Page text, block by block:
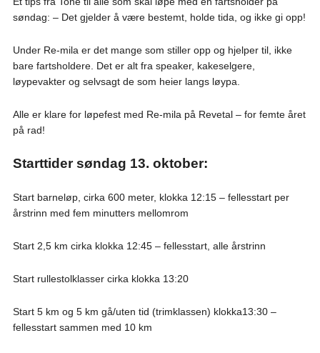
søndag: – Det gjelder å være bestemt, holde tida, og ikke gi opp!
Under Re-mila er det mange som stiller opp og hjelper til, ikke
bare fartsholdere. Det er alt fra speaker, kakeselgere,
løypevakter og selvsagt de som heier langs løypa.
Alle er klare for løpefest med Re-mila på Revetal – for femte året
på rad!
Starttider søndag 13. oktober:
Start barneløp, cirka 600 meter, klokka 12:15 – fellesstart per
årstrinn med fem minutters mellomrom
Start 2,5 km cirka klokka 12:45 – fellesstart, alle årstrinn
Start rullestolklasser cirka klokka 13:20
Start 5 km og 5 km gå/uten tid (trimklassen) klokka13:30 –
fellesstart sammen med 10 km